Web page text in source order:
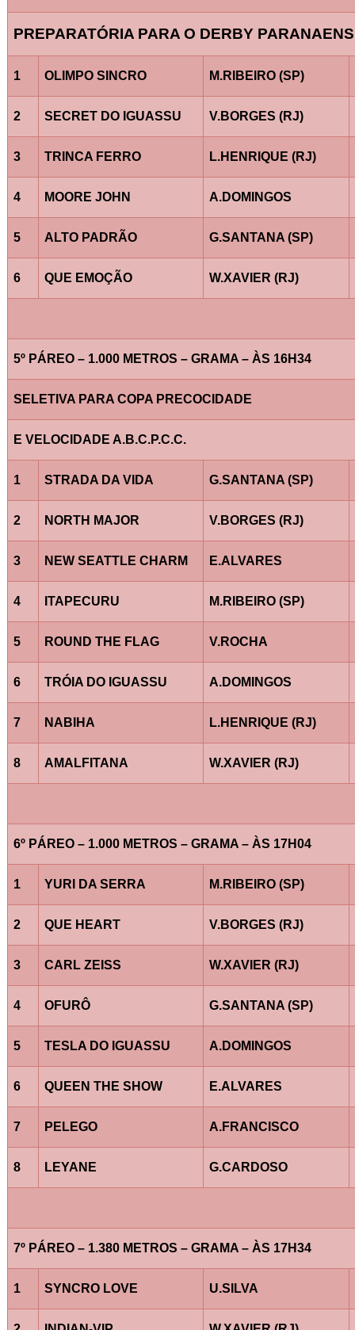
PREPARATÓRIA PARA O DERBY
1 OLIMPO SINCRO M.RIBEIRO (SP)
2 SECRET DO IGUASSU V.BORGES (RJ)
3 TRINCA FERRO L.HENRIQUE (RJ)
4 MOORE JOHN A.DOMINGOS
5 ALTO PADRÃO G.SANTANA (SP)
6 QUE EMOÇÃO W.XAVIER (RJ)
5º PÁREO – 1.000 METROS – GRAMA – ÀS 16H34
SELETIVA PARA COPA PRECOCIDADE
E VELOCIDADE A.B.C.P.C.C.
1 STRADA DA VIDA G.SANTANA (SP)
2 NORTH MAJOR V.BORGES (RJ)
3 NEW SEATTLE CHARM E.ALVARES
4 ITAPECURU M.RIBEIRO (SP)
5 ROUND THE FLAG V.ROCHA
6 TRÓIA DO IGUASSU A.DOMINGOS
7 NABIHA L.HENRIQUE (RJ)
8 AMALFITANA W.XAVIER (RJ)
6º PÁREO – 1.000 METROS – GRAMA – ÀS 17H04
1 YURI DA SERRA M.RIBEIRO (SP)
2 QUE HEART V.BORGES (RJ)
3 CARL ZEISS W.XAVIER (RJ)
4 OFURÔ G.SANTANA (SP)
5 TESLA DO IGUASSU A.DOMINGOS
6 QUEEN THE SHOW E.ALVARES
7 PELEGO A.FRANCISCO
8 LEYANE G.CARDOSO
7º PÁREO – 1.380 METROS – GRAMA – ÀS 17H34
1 SYNCRO LOVE U.SILVA